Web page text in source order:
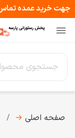
جهت خرید عمده

صفحه اصلی →